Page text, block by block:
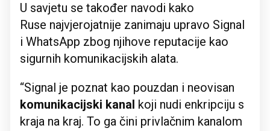
U savjetu se također navodi kako
Ruse najvjerojatnije zanimaju upravo Signal
i WhatsApp zbog njihove reputacije kao
sigurnih komunikacijskih alata.
“Signal je poznat kao pouzdan i neovisan
komunikacijski kanal koji nudi enkripciju s
kraja na kraj. To ga čini privlačnim kanalom